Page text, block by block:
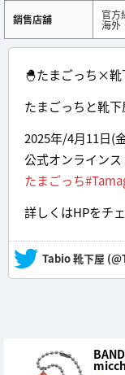
銷售店舖 官方
海外
🐣たまごっち×靴
たまごっちと靴
2025年/4月11日(
公式オンライン
たまごっち
詳しくはHPをチ
— Tabio 靴下屋